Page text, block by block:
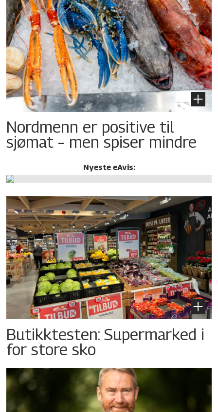
Nordmenn er positive til
sjømat – men spiser mindre
Nyeste eAvis:
Butikktesten: Supermarked i
for store sko